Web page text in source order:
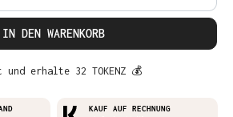
IN DEN WARENKORB
erhalte 32 TOKENZ 💰
KAUF AUF RECHNUNG